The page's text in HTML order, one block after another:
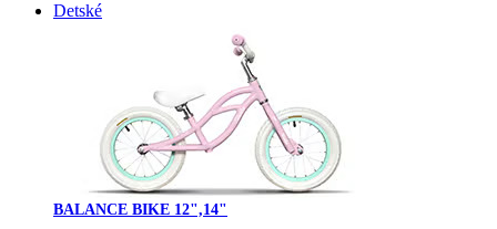
Detské
BALANCE BIKE 12",14"